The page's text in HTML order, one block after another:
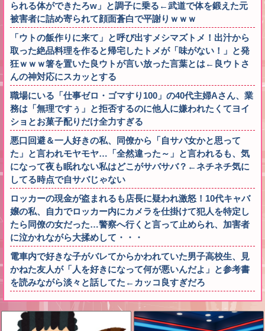
られる体ができたろw」と調子に乗る←武道で体を鍛えた元
被害者に詰め寄られて顔面蒼白で平謝りｗｗｗ
「ウトの飯作りに来て」と呼び出すメシマズトメ！出汁から
取った絶品料理を作ると帰宅したトメが「味がない！」と発
狂ｗｗｗ箸を置いた良ウトが言い放った言葉とは←良ウトさ
んの神対応にスカッとする
職場にいる「仕事ゼロ・ゴマすり100」の40代主婦Aさん、業
務は「無理ですぅ」と拒否するのに他人に嫌われたくてヨイ
ショとお菓子配りだけ全力すぎる
悪口回避＆一人好きの私、同僚から「自サバ女かと思って
た」と言われモヤモヤ…「全然違った～」と言われるも、気
になって夜も眠れない私はどこがサバサバ？←ネチネチ気に
してる時点で自サバじゃない
ロッカーの現金が盗まれるも店長に疑われ激怒！10代キャバ
嬢の私、自力でロッカー内にカメラを仕掛けて犯人を特定し
たら同僚の女だった…警察へ行くと言って止められ、加害者
に泣かれながら大揉めして・・・
電車内で好きな子がバレてからかわれていた男子高校生、見
かねた友人が「人を好きになって何が悪いんだよ」と参考書
を読みながら淡々と話してた←カッコ良すぎだろ